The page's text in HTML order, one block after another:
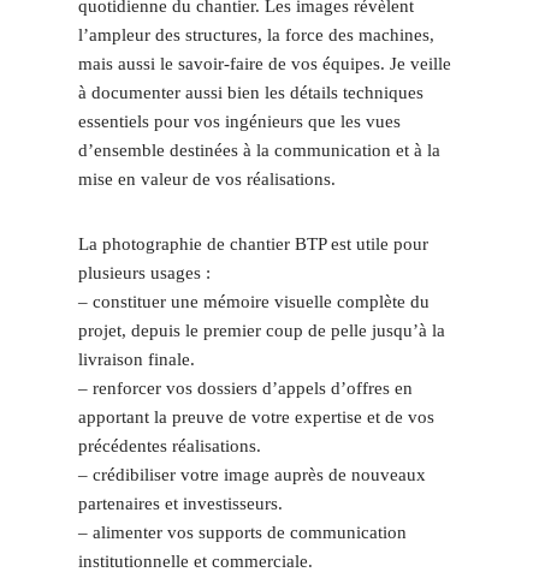
quotidienne du chantier. Les images révèlent
l’ampleur des structures, la force des machines,
mais aussi le savoir-faire de vos équipes. Je veille
à documenter aussi bien les détails techniques
essentiels pour vos ingénieurs que les vues
d’ensemble destinées à la communication et à la
mise en valeur de vos réalisations.
La photographie de chantier BTP est utile pour
plusieurs usages :
– constituer une mémoire visuelle complète du
projet, depuis le premier coup de pelle jusqu’à la
livraison finale.
– renforcer vos dossiers d’appels d’offres en
apportant la preuve de votre expertise et de vos
précédentes réalisations.
– crédibiliser votre image auprès de nouveaux
partenaires et investisseurs.
– alimenter vos supports de communication
institutionnelle et commerciale.